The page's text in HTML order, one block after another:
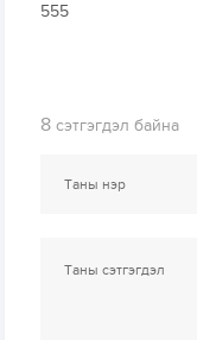
555
8 сэтгэгдэл байна